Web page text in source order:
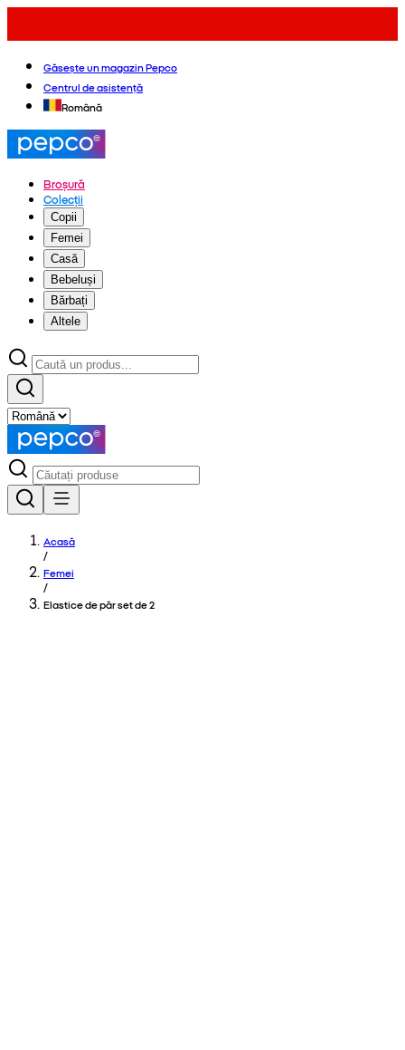
Găsește un magazin Pepco
Centrul de asistență
Română
Broșură
Colecții
Copii
Femei
Casă
Bebeluși
Bărbați
Altele
Acasă
/
Femei
/
Elastice de păr set de 2